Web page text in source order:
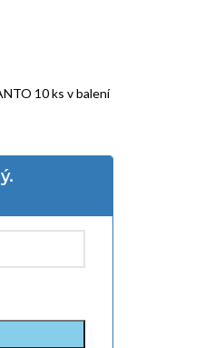
10 ks v balení